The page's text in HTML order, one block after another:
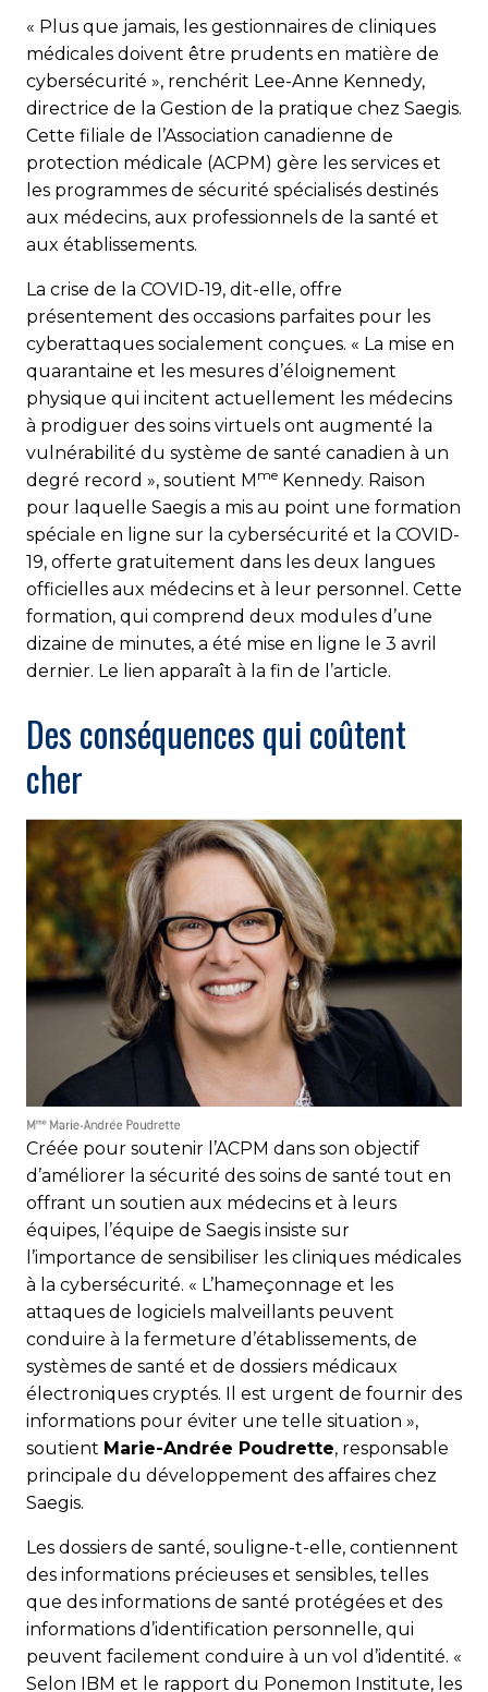
« Plus que jamais, les gestionnaires de cliniques
médicales doivent être prudents en matière de
cybersécurité », renchérit Lee-Anne Kennedy,
directrice de la Gestion de la pratique chez Saegis.
Cette filiale de l’Association canadienne de
protection médicale (ACPM) gère les services et
les programmes de sécurité spécialisés destinés
aux médecins, aux professionnels de la santé et
aux établissements.
La crise de la COVID-19, dit-elle, offre
présentement des occasions parfaites pour les
cyberattaques socialement conçues. « La mise en
quarantaine et les mesures d’éloignement
physique qui incitent actuellement les médecins
à prodiguer des soins virtuels ont augmenté la
vulnérabilité du système de santé canadien à un
degré record », soutient M me Kennedy. Raison
pour laquelle Saegis a mis au point une formation
spéciale en ligne sur la cybersécurité et la COVID-
19, offerte gratuitement dans les deux langues
officielles aux médecins et à leur personnel. Cette
formation, qui comprend deux modules d’une
dizaine de minutes, a été mise en ligne le 3 avril
dernier. Le lien apparaît à la fin de l’article.
Des conséquences qui coûtent
cher
Créée pour soutenir l’ACPM dans son objectif
d’améliorer la sécurité des soins de santé tout en
offrant un soutien aux médecins et à leurs
équipes, l’équipe de Saegis insiste sur
l’importance de sensibiliser les cliniques médicales
à la cybersécurité. « L’hameçonnage et les
attaques de logiciels malveillants peuvent
conduire à la fermeture d’établissements, de
systèmes de santé et de dossiers médicaux
électroniques cryptés. Il est urgent de fournir des
informations pour éviter une telle situation »,
soutient Marie-Andrée Poudrette, responsable
principale du développement des affaires chez
Saegis.
Les dossiers de santé, souligne-t-elle, contiennent
des informations précieuses et sensibles, telles
que des informations de santé protégées et des
informations d’identification personnelle, qui
peuvent facilement conduire à un vol d’identité. «
Selon IBM et le rapport du Ponemon Institute, les